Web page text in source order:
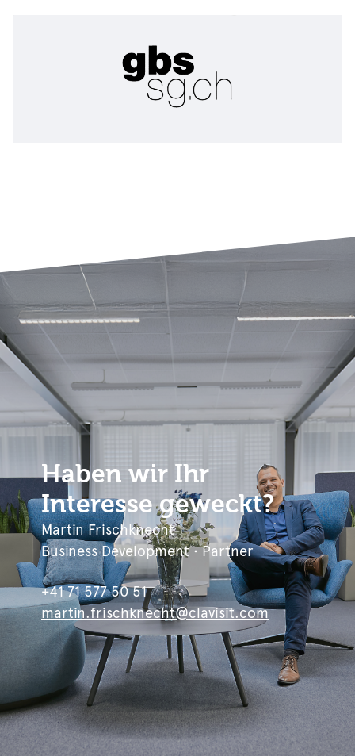
Haben wir Ihr
Interesse geweckt?
Martin Frischknecht
Business Development • Partner
+41 71 577 50 51
martin.frischknecht@clavisit.com